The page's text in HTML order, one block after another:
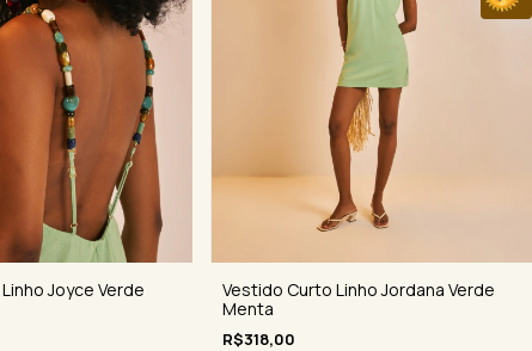
Joyce Verde
Vestido Curto Linho Jordana Verde
Menta
R$318,00